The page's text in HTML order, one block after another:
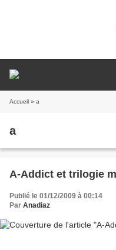
Accueil » a
a
A-Addict et trilogie
Publié le 01/12/2009 à 00:14
Par Anadiaz